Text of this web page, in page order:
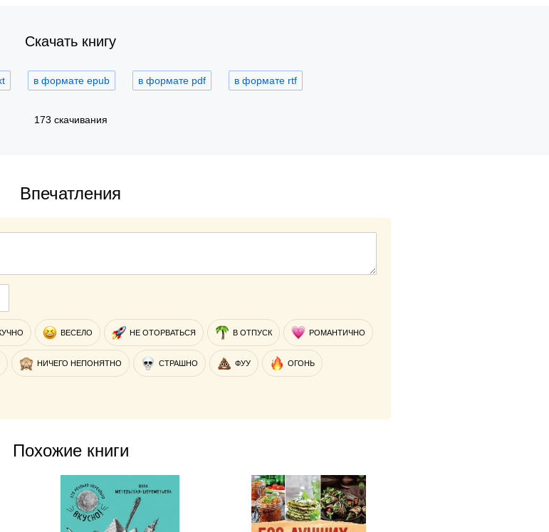
Скачать книгу
в формате epub в формате pdf в формате rtf
173 скачивания
Впечатления
ВЕСЕЛО НЕ ОТОРВАТЬСЯ В ОТПУСК РОМАНТИЧНО
НИЧЕГО НЕПОНЯТНО СТРАШНО ФУУ ОГОНЬ
Похожие книги